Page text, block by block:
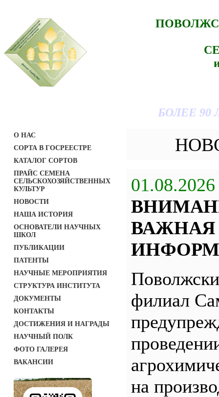
БОЛЕЕ
О НАС
СОРТА В ГОСРЕЕСТРЕ
КАТАЛОГ СОРТОВ
ПРАЙС СЕМЕНА
СЕЛЬСКОХОЗЯЙСТВЕННЫХ
КУЛЬТУР
НОВОСТИ
НАША ИСТОРИЯ
ОСНОВАТЕЛИ НАУЧНЫХ
ШКОЛ
ПУБЛИКАЦИИ
ПАТЕНТЫ
НАУЧНЫЕ МЕРОПРИЯТИЯ
СТРУКТУРА ИНСТИТУТА
ДОКУМЕНТЫ
КОНТАКТЫ
ДОСТИЖЕНИЯ И НАГРАДЫ
НАУЧНЫЙ ПОЛК
ФОТО ГАЛЕРЕЯ
ВАКАНСИИ
01.08.2026
ВАЖНАЯ
филиал
на